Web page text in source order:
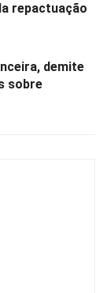
repactuação
demite
sobre